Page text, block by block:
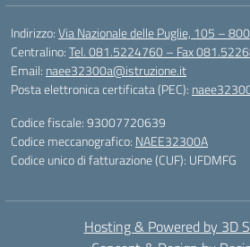
Indirizzo:Via Nazionale delle Puglie, 105 –
Centralino:Tel. 081.5224760 – Fax
Email: naee32300a@istruzione.it
Posta elettronica certificata (PEC):
Codice fiscale: 93007720639
Codice meccanografico: NAEE32300A
Codice unico di fatturazione (CUF): UFDMFG
Hosting & Powered by 3D